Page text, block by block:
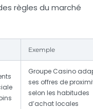
règles du marché
Exemple
Groupe Casino
ses offres de
selon les habitudes
d’achat locales